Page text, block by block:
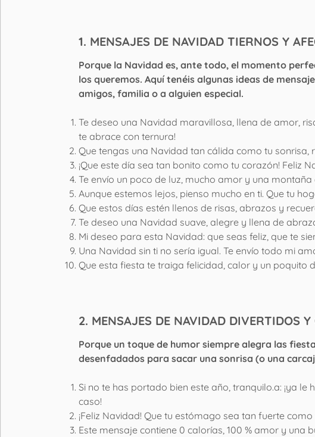
1. MENSAJES DE NAVIDAD TIERNOS Y
Porque la Navidad es, ante todo, el momento
los queremos. Aquí tenéis algunas ideas de
amigos, familia o a alguien especial.
Te deseo una Navidad maravillosa, llena de amor,
te abrace con ternura!
Que tengas una Navidad tan cálida como tu sonrisa,
¡Que este día sea tan bonito como tu corazón! Feliz
Te envío un poco de luz, mucho amor y una
Aunque estemos lejos, pienso mucho en ti. Que tu
Que estos días estén llenos de risas, abrazos y
Te deseo una Navidad suave, alegre y llena de
Mi deseo para esta Navidad: que seas feliz, que te
Una Navidad sin ti no sería igual. Te envío todo mi
Que esta fiesta te traiga felicidad, calor y un poquito
2. MENSAJES DE NAVIDAD DIVERTIDOS Y
Porque un toque de humor siempre alegra las
desenfadados para sacar una sonrisa (o una
Si no te has portado bien este año, tranquilo.a: ¡ya
caso!
¡Feliz Navidad! Que tu estómago sea tan fuerte
Este mensaje contiene 0 calorías, 100 % amor y una